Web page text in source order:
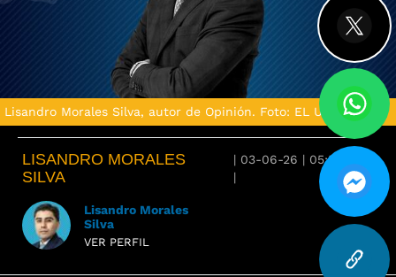
Lisandro Morales Silva, autor de Opinión. Foto: EL UNIVERSAL
LISANDRO MORALES
SILVA
| 03-06-26 | 05:56
|
Lisandro Morales
Silva
VER PERFIL